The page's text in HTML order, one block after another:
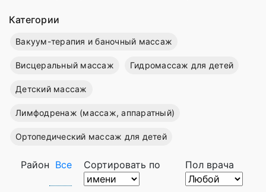
Категории
Вакуум-терапия и баночный массаж
Висцеральный массаж Гидромассаж для детей
Детский массаж
Лимфодренаж (массаж, аппаратный)
Ортопедический массаж для детей
Район Все Сортировать по Пол врача